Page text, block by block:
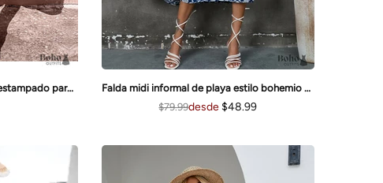
Vestido midi bohemio verde estampado para mujer Eliza
Falda midi informal de playa estilo bohemio para vacaciones en la playa Isabella
$79.99desde $48.99